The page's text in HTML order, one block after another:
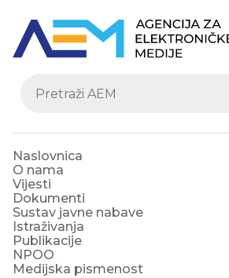
Naslovnica
O nama
Vijesti
Dokumenti
Sustav javne nabave
Istraživanja
Publikacije
NPOO
Medijska pismenost